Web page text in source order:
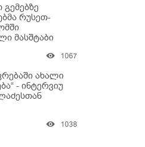
გემებზე
რუსეთ-
მასშტაბი
1067
ახალი
- ინტერვიუ
1038